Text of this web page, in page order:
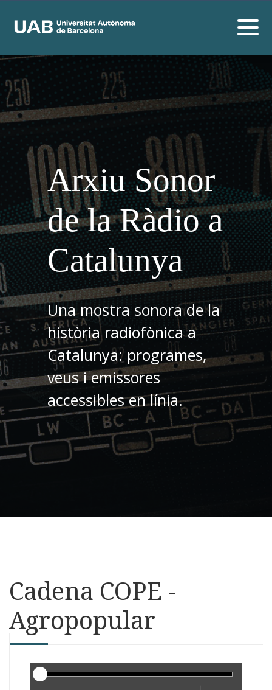
Arxiu Sonor
de la Ràdio a
Catalunya
Una mostra sonora de la
història radiofònica a
Catalunya: programes,
veus i emissores
accessibles en línia.
Cadena COPE -
Agropopular
Reproductor